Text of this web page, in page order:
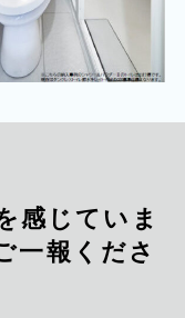
感じていま
一報くださ